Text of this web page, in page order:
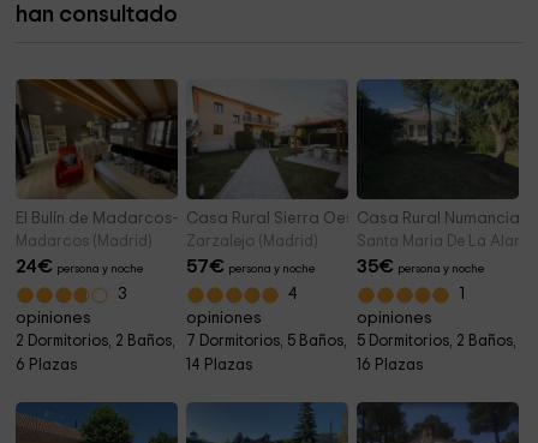
Pista Club Paramotor
han consultado
El Bulín de Madarcos- Casa del Baile
Madarcos (Madrid)
24€ persona y noche
3
opiniones
2 Dormitorios, 2 Baños,
6 Plazas
Casa Rural Sierra Oeste
Zarzalejo (Madrid)
57€ persona y noche
4
opiniones
7 Dormitorios, 5 Baños,
14 Plazas
Casa Rural Numancia 12
Santa Maria De La
35€ persona y noche
opiniones
5 Dormitorios, 2 Baños,
16 Plazas